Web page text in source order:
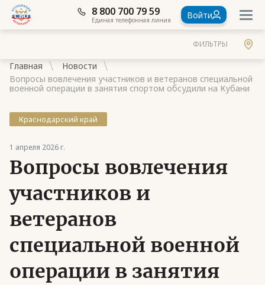
8 800 700 79 59
Единая телефонная линия Войти
ФИЛЬТРЫ
Главная
Новости
Вопросы вовлечения участников и ветеранов специальной
военной операции в занятия спортом обсудили на Кубани
Краснодарский край
1 апреля 2026 г.
Вопросы вовлечения
участников и
ветеранов
специальной военной
операции в занятия
Контакты
Стать членом Ассоциации ветеранов СВО
Ассоциация в субъектах России
Частые вопросы